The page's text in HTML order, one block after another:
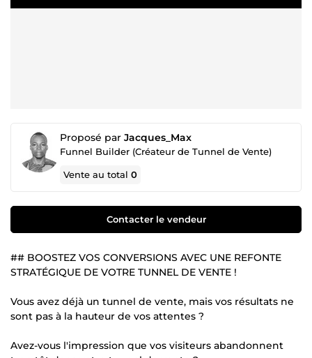
Proposé par Jacques_Max
Funnel Builder (Créateur de Tunnel de Vente)
Vente au total0
Contacter le vendeur
## BOOSTEZ VOS CONVERSIONS AVEC UNE REFONTE
STRATÉGIQUE DE VOTRE TUNNEL DE VENTE !
Vous avez déjà un tunnel de vente, mais vos résultats ne
sont pas à la hauteur de vos attentes ?
Avez-vous l'impression que vos visiteurs abandonnent